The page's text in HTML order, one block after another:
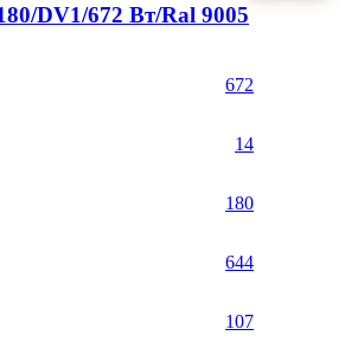
DV1/672 Вт/Ral 9005
672
14
180
644
107